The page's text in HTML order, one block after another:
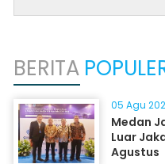
BERITA
05 Agu
Medan
Luar
Agustus